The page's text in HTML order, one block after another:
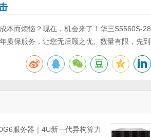
本而烦恼？现在，机会来了！华三S5560S-
质保服务，让您无后顾之忧。数量有限，先
服务器｜4U新一代异构算力